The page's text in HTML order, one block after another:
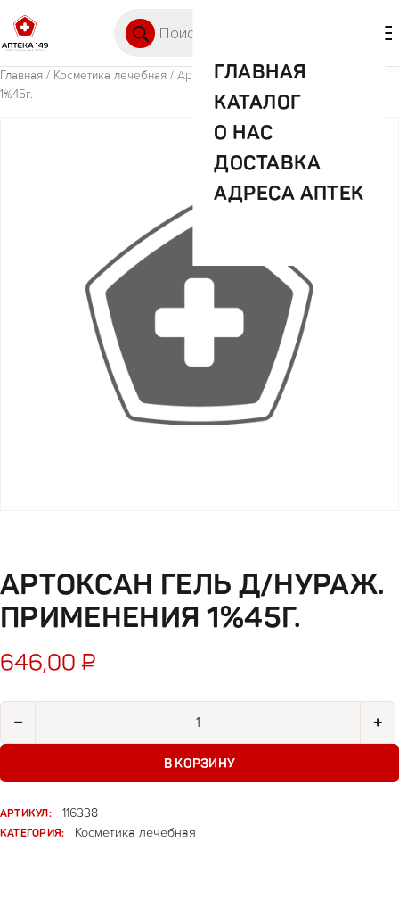
ГЛАВНАЯ
КАТАЛОГ
О НАС
ДОСТАВКА
АДРЕСА АПТЕК
Главная / Косметика лечебная / Артоксан гель д/нураж. применения
1%45г.
АРТОКСАН ГЕЛЬ Д/НУРАЖ.
ПРИМЕНЕНИЯ 1%45Г.
646,00 ₽
− +
В КОРЗИНУ
АРТИКУЛ:
116338
КАТЕГОРИЯ:
Косметика лечебная